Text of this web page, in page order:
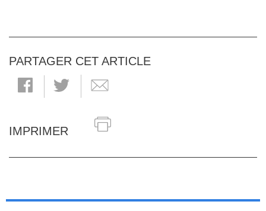
PARTAGER CET ARTICLE
IMPRIMER